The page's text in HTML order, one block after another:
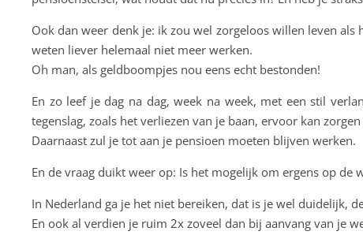
Ook dan weer denk je: ik zou wel zorgeloos willen leven
weten liever helemaal niet meer werken.
Oh man, als geldboompjes nou eens echt bestonden!
En zo leef je dag na dag, week na week, met een stil
tegenslag, zoals het verliezen van je baan, ervoor kan
Daarnaast zul je tot aan je pensioen moeten blijven werken.
En de vraag duikt weer op: Is het mogelijk om ergens op
In Nederland ga je het niet bereiken, dat is je wel duidelijk,
En ook al verdien je ruim 2x zoveel dan bij aanvang van je